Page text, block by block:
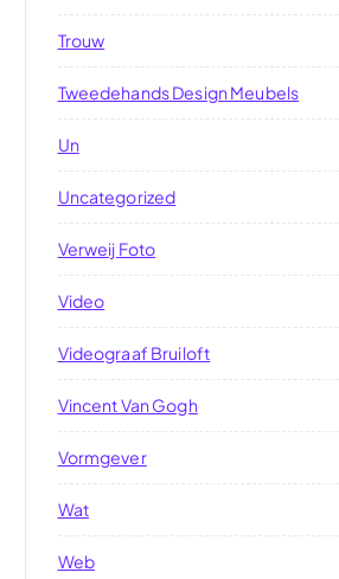
Trouw
Tweedehands Design Meubels
Un
Uncategorized
Verweij Foto
Video
Videograaf Bruiloft
Vincent Van Gogh
Vormgever
Wat
Web